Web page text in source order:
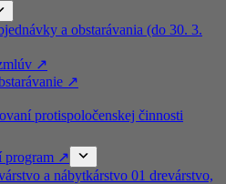
a obstarávania (do 30. 3.
↗️
↗️
protispoločenskej činnosti
program ↗️
a nábytkárstvo 01 drevárstvo,